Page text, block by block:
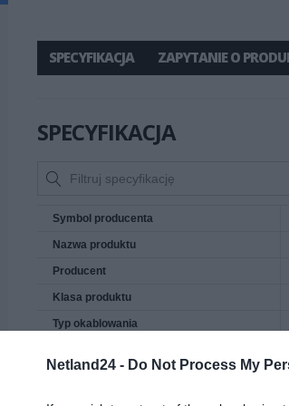
Netland24 - Do Not Process My
SPECYFIKACJA ZAPYTANIE O
SPECYFIKACJA
Symbol producenta
Nazwa produktu
Producent
Klasa produktu
Typ okablowania
Materiał izolacji kabla